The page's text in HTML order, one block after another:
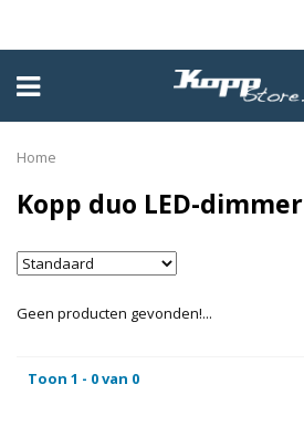
Home
Kopp duo LED-dimmer
Geen producten gevonden!...
Toon 1 - 0 van 0